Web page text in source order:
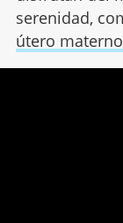
serenidad,
útero materno